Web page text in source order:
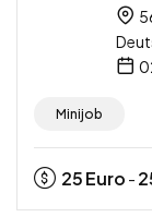
Minijob
25Euro -